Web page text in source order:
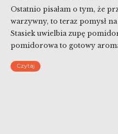
Ostatnio pisałam o tym, że
warzywny, to teraz pomysł
Stasiek uwielbia zupę
pomidorowa to gotowy
jeszcze, żeby było zdrowiej i
Czytaj